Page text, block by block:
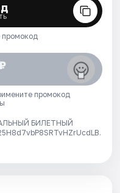
промокод
промокод
БИЛЕТНЫЙ